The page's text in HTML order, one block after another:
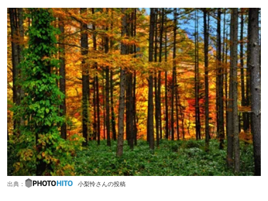
出典： 小梨怜さんの投稿